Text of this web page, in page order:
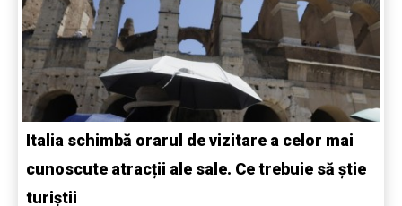
Italia schimbă orarul de vizitare a celor mai
cunoscute atracții ale sale. Ce trebuie să știe
turiștii